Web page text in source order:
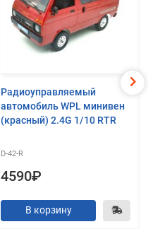
Радиоуправляемый
автомобиль WPL минивен
(красный) 2.4G 1/10 RTR
D-42-R
4590₽
В корзину